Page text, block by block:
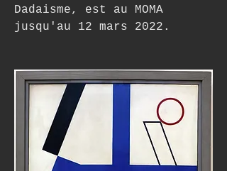
Dadaisme, est au MOMA
jusqu'au 12 mars 2022.